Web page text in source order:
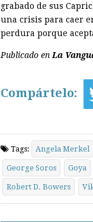
grabado de sus
una crisis para caer
perdura porque
Publicado en La
Compártelo:
Tags: Angela Merkel
George Soros Goya
Robert D. Bowers